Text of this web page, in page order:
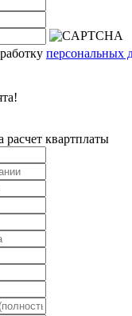
персональных
расчет квартплаты